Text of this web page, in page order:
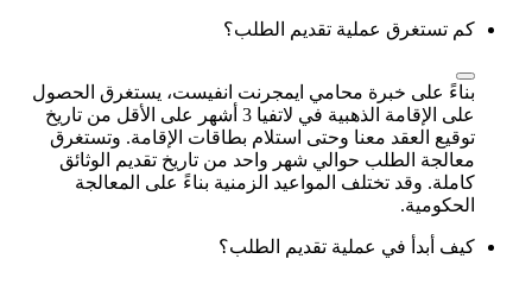
كم تستغرق عملية تقديم الطلب؟
بناءً على خبرة محامي ايمجرنت انفيست، يستغرق الحصول
على الإقامة الذهبية في لاتفيا 3 أشهر على الأقل من تاريخ
توقيع العقد معنا وحتى استلام بطاقات الإقامة. وتستغرق
معالجة الطلب حوالي شهر واحد من تاريخ تقديم الوثائق
كاملة. وقد تختلف المواعيد الزمنية بناءً على المعالجة
الحكومية.
كيف أبدأ في عملية تقديم الطلب؟